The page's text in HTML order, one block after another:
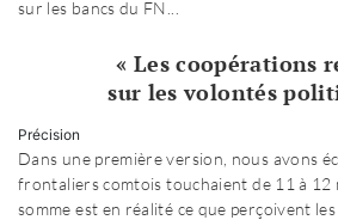
sur les bancs du FN...
« Les coopérations
sur les volontés
Précision
Dans une première version, nous avons
frontaliers comtois touchaient de 11 à 12
somme est en réalité ce que perçoivent